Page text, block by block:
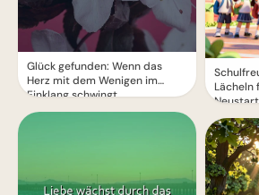
Glück gefunden: Wenn das
Herz mit dem Wenigen im
Einklang schwingt
Lächeln